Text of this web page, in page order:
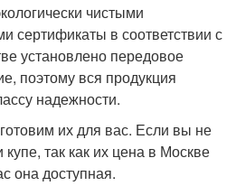
чистыми
в соответствии с
установлено передовое
поэтому вся продукция
надежности.
их для вас. Если вы не
так как их цена в Москве
она доступная.